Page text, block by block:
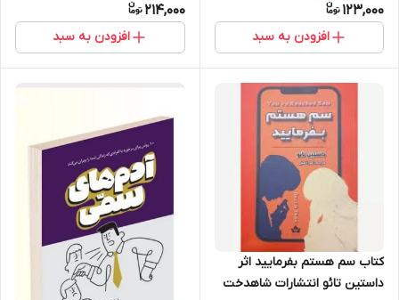
123,000
افزودن به سبد
214,000
افزودن به سبد
کتاب سم هستم بفرمایید اثر
داستین تائو انتشارات شاهدخت